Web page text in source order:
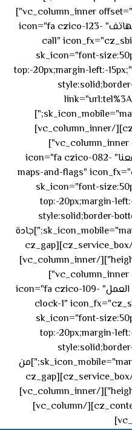
[vc_row_inner][vc_column_inner offset="vc_col-md-4"]
[cz_service_box title="رقم الهاتف" icon="fa czico-123-
call"
sk_icon="font-
top:-20px;margin-left:-
[/cz_service_box][/vc_column_inner]
[vc_column_inner offset="vc_col-md-4"]
[cz_service_box title="مواقعنا" icon="fa czico-082-
maps-and-flags"
sk_icon="font-
top:-20px;margin-
style:solid;border-
sk_icon_mobile="margin-right:0px;margin-left:0px;"]جادة
الشيخ محمد بن راشد – دبي[/cz_service_box][cz_gap
height="0px" height_tablet="50px"][/vc_column_inner]
[vc_column_inner offset="vc_col-md-4"]
[cz_service_box title="ساعات العمل" icon="fa czico-109-
clock-1"
sk_icon="font-
top:-20px;margin-
sk_icon_mobile="margin-right:0px;margin-left:0px;"]من
الاثنين إلى الجمعة ٩:٠٠ - ١٧:٠٠[/cz_service_box][cz_gap
height="0px" height_tablet="50px"][/vc_column_inner]
[/vc_row_inner][/cz_content_box][/vc_column]